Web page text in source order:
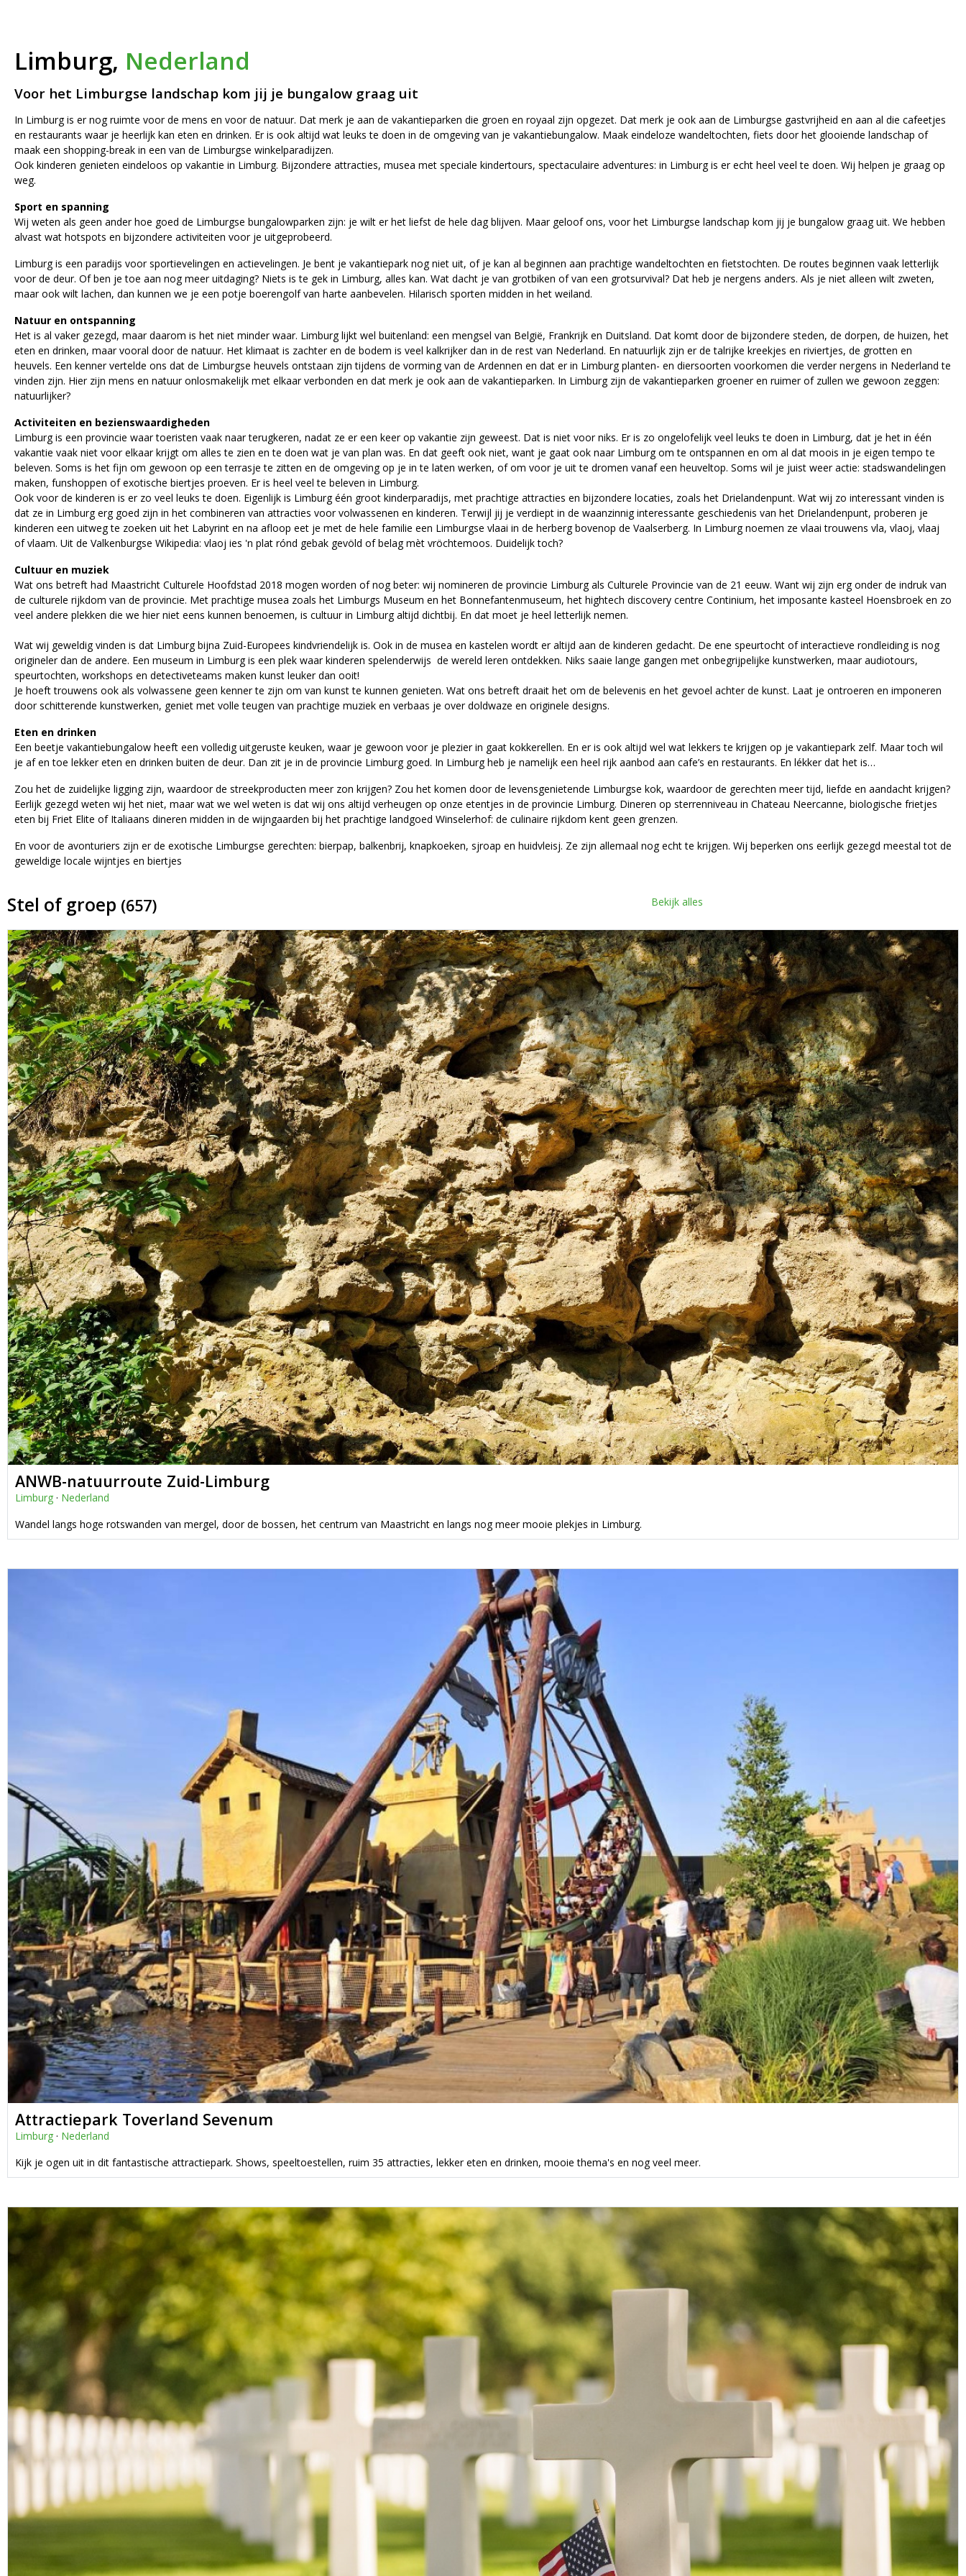
Limburg, Nederland
Voor het Limburgse landschap kom jij je bungalow graag uit
In Limburg is er nog ruimte voor de mens en voor de natuur. Dat merk je aan de vakantieparken die groen en royaal zijn opgezet. Dat merk je ook aan de Limburgse gastvrijheid en aan al die cafeetjes
en restaurants waar je heerlijk kan eten en drinken. Er is ook altijd wat leuks te doen in de omgeving van je vakantiebungalow. Maak eindeloze wandeltochten, fiets door het glooiende landschap of
maak een shopping-break in een van de Limburgse winkelparadijzen.
Ook kinderen genieten eindeloos op vakantie in Limburg. Bijzondere attracties, musea met speciale kindertours, spectaculaire adventures: in Limburg is er echt heel veel te doen. Wij helpen je graag op
weg.
Sport en spanning
Wij weten als geen ander hoe goed de Limburgse bungalowparken zijn: je wilt er het liefst de hele dag blijven. Maar geloof ons, voor het Limburgse landschap kom jij je bungalow graag uit. We hebben
alvast wat hotspots en bijzondere activiteiten voor je uitgeprobeerd.
Limburg is een paradijs voor sportievelingen en actievelingen. Je bent je vakantiepark nog niet uit, of je kan al beginnen aan prachtige wandeltochten en fietstochten. De routes beginnen vaak letterlijk
voor de deur. Of ben je toe aan nog meer uitdaging? Niets is te gek in Limburg, alles kan. Wat dacht je van grotbiken of van een grotsurvival? Dat heb je nergens anders. Als je niet alleen wilt zweten,
maar ook wilt lachen, dan kunnen we je een potje boerengolf van harte aanbevelen. Hilarisch sporten midden in het weiland.
Natuur en ontspanning
Het is al vaker gezegd, maar daarom is het niet minder waar. Limburg lijkt wel buitenland: een mengsel van België, Frankrijk en Duitsland. Dat komt door de bijzondere steden, de dorpen, de huizen, het
eten en drinken, maar vooral door de natuur. Het klimaat is zachter en de bodem is veel kalkrijker dan in de rest van Nederland. En natuurlijk zijn er de talrijke kreekjes en riviertjes, de grotten en
heuvels. Een kenner vertelde ons dat de Limburgse heuvels ontstaan zijn tijdens de vorming van de Ardennen en dat er in Limburg planten- en diersoorten voorkomen die verder nergens in Nederland te
vinden zijn. Hier zijn mens en natuur onlosmakelijk met elkaar verbonden en dat merk je ook aan de vakantieparken. In Limburg zijn de vakantieparken groener en ruimer of zullen we gewoon zeggen:
natuurlijker?
Activiteiten en bezienswaardigheden
Limburg is een provincie waar toeristen vaak naar terugkeren, nadat ze er een keer op vakantie zijn geweest. Dat is niet voor niks. Er is zo ongelofelijk veel leuks te doen in Limburg, dat je het in één
vakantie vaak niet voor elkaar krijgt om alles te zien en te doen wat je van plan was. En dat geeft ook niet, want je gaat ook naar Limburg om te ontspannen en om al dat moois in je eigen tempo te
beleven. Soms is het fijn om gewoon op een terrasje te zitten en de omgeving op je in te laten werken, of om voor je uit te dromen vanaf een heuveltop. Soms wil je juist weer actie: stadswandelingen
maken, funshoppen of exotische biertjes proeven. Er is heel veel te beleven in Limburg.
Ook voor de kinderen is er zo veel leuks te doen. Eigenlijk is Limburg één groot kinderparadijs, met prachtige attracties en bijzondere locaties, zoals het Drielandenpunt. Wat wij zo interessant vinden is
dat ze in Limburg erg goed zijn in het combineren van attracties voor volwassenen en kinderen. Terwijl jij je verdiept in de waanzinnig interessante geschiedenis van het Drielandenpunt, proberen je
kinderen een uitweg te zoeken uit het Labyrint en na afloop eet je met de hele familie een Limburgse vlaai in de herberg bovenop de Vaalserberg. In Limburg noemen ze vlaai trouwens vla, vlaoj, vlaaj
of vlaam. Uit de Valkenburgse Wikipedia: vlaoj ies 'n plat rónd gebak gevöld of belag mèt vröchtemoos. Duidelijk toch?
Cultuur en muziek
Wat ons betreft had Maastricht Culturele Hoofdstad 2018 mogen worden of nog beter: wij nomineren de provincie Limburg als Culturele Provincie van de 21 eeuw. Want wij zijn erg onder de indruk van
de culturele rijkdom van de provincie. Met prachtige musea zoals het Limburgs Museum en het Bonnefantenmuseum, het hightech discovery centre Continium, het imposante kasteel Hoensbroek en zo
veel andere plekken die we hier niet eens kunnen benoemen, is cultuur in Limburg altijd dichtbij. En dat moet je heel letterlijk nemen.
Wat wij geweldig vinden is dat Limburg bijna Zuid-Europees kindvriendelijk is. Ook in de musea en kastelen wordt er altijd aan de kinderen gedacht. De ene speurtocht of interactieve rondleiding is nog
origineler dan de andere. Een museum in Limburg is een plek waar kinderen spelenderwijs de wereld leren ontdekken. Niks saaie lange gangen met onbegrijpelijke kunstwerken, maar audiotours,
speurtochten, workshops en detectiveteams maken kunst leuker dan ooit!
Je hoeft trouwens ook als volwassene geen kenner te zijn om van kunst te kunnen genieten. Wat ons betreft draait het om de belevenis en het gevoel achter de kunst. Laat je ontroeren en imponeren
door schitterende kunstwerken, geniet met volle teugen van prachtige muziek en verbaas je over doldwaze en originele designs.
Eten en drinken
Een beetje vakantiebungalow heeft een volledig uitgeruste keuken, waar je gewoon voor je plezier in gaat kokkerellen. En er is ook altijd wel wat lekkers te krijgen op je vakantiepark zelf. Maar toch wil
je af en toe lekker eten en drinken buiten de deur. Dan zit je in de provincie Limburg goed. In Limburg heb je namelijk een heel rijk aanbod aan cafe’s en restaurants. En lékker dat het is…
Zou het de zuidelijke ligging zijn, waardoor de streekproducten meer zon krijgen? Zou het komen door de levensgenietende Limburgse kok, waardoor de gerechten meer tijd, liefde en aandacht krijgen?
Eerlijk gezegd weten wij het niet, maar wat we wel weten is dat wij ons altijd verheugen op onze etentjes in de provincie Limburg. Dineren op sterrenniveau in Chateau Neercanne, biologische frietjes
eten bij Friet Elite of Italiaans dineren midden in de wijngaarden bij het prachtige landgoed Winselerhof: de culinaire rijkdom kent geen grenzen.
En voor de avonturiers zijn er de exotische Limburgse gerechten: bierpap, balkenbrij, knapkoeken, sjroap en huidvleisj. Ze zijn allemaal nog echt te krijgen. Wij beperken ons eerlijk gezegd meestal tot de
geweldige locale wijntjes en biertjes
Stel of groep (657) Bekijk alles
ANWB-natuurroute Zuid-Limburg
Limburg · Nederland
Wandel langs hoge rotswanden van mergel, door de bossen, het centrum van Maastricht en langs nog meer mooie plekjes in Limburg.
Attractiepark Toverland Sevenum
Limburg · Nederland
Kijk je ogen uit in dit fantastische attractiepark. Shows, speeltoestellen, ruim 35 attracties, lekker eten en drinken, mooie thema's en nog veel meer.